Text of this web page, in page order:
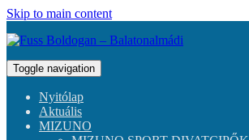
Skip to main content
Toggle navigation
Nyitólap
Aktuális
MIZUNO